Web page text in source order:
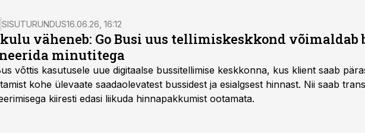
SISUTURUNDUS16.06.26, 16:12
väheneb: Go Busi uus tellimiskeskkond võimaldab
minutitega
võttis kasutusele uue digitaalse bussitellimise keskkonna, kus klient saab
kohe ülevaate saadaolevatest bussidest ja esialgsest hinnast. Nii saab
kiiresti edasi liikuda hinnapakkumist ootamata.